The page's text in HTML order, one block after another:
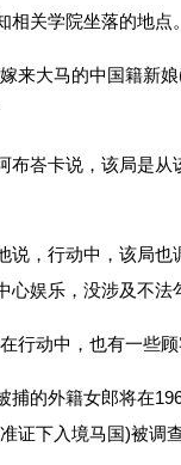
相关学院坐落的地点。
大马的中国籍新娘
峇卡说，该局是从该
，行动中，该局也调
心娱乐，没涉及不法
动中，也有一些顾
的外籍女郎将在
证下入境马国)被调查